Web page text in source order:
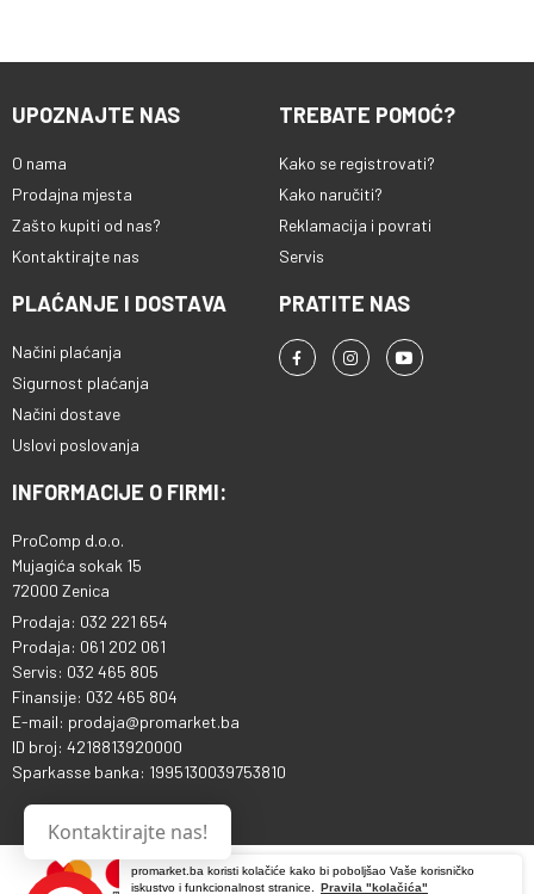
promarket.ba koristi kolačiće kako bi poboljšao Vaše korisničko
iskustvo i funkcionalnost stranice.
Pravila "kolačića"
UPOZNAJTE NAS
O nama
Prodajna mjesta
Zašto kupiti od nas?
Kontaktirajte nas
TREBATE POMOĆ?
Kako se registrovati?
Kako naručiti?
Reklamacija i povrati
Servis
PLAĆANJE I DOSTAVA
Načini plaćanja
Sigurnost plaćanja
Načini dostave
Uslovi poslovanja
PRATITE NAS
INFORMACIJE O FIRMI:
ProComp d.o.o.
Mujagića sokak 15
72000 Zenica
Prodaja: 032 221 654
Prodaja: 061 202 061
Servis: 032 465 805
Finansije: 032 465 804
E-mail: prodaja@promarket.ba
ID broj: 4218813920000
Sparkasse banka: 1995130039753810
Kontaktirajte nas!